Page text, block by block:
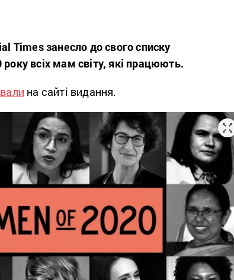
Times занесло до свого списку
всіх мам світу, які працюють.
на сайті видання.